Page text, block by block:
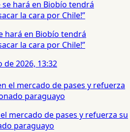
hará en Biobío tendrá
la cara por Chile!”
de 2026, 13:32
mercado de pases y refuerza su
paraguayo